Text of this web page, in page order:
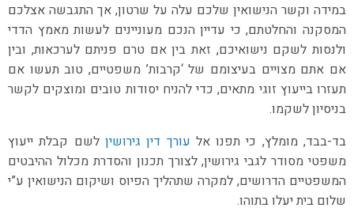
במידה וקשר הנישואין שלכם עלה על שרטון, אך התגבשה אצלכם
המסקנה והחלטתם, כי עדיין הנכם מעוניינים לעשות מאמץ הדדי
ולנסות לשקם נישואיכם, זאת בין אם טרם פניתם לערכאות, ובין
אם אתם מצויים בעיצומם של ‘קרבות’ משפטיים, טוב תעשו אם
תעזרו בייעוץ זוגי מתאים, כדי להניח יסודות טובים ומוצקים לקשר
בניסיון לשקמו.
בד-בבד, מומלץ, כי תפנו אל עורך דין גירושין לשם קבלת ייעוץ
משפטי מסודר לגבי גירושין, לצורך תכנון והסדרת מכלול ההיבטים
המשפטיים הדרושים, למקרה שתהליך הפיוס ושיקום הנישואין ע”י
שלום בית יעלו בתוהו.